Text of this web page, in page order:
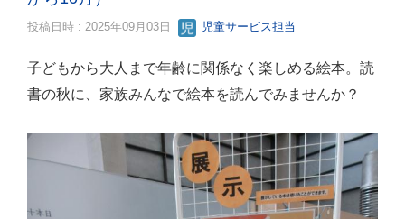
投稿日時 : 2025年09月03日 児童サービス担当
子どもから大人まで年齢に関係なく楽しめる絵本。読
書の秋に、家族みんなで絵本を読んでみませんか？